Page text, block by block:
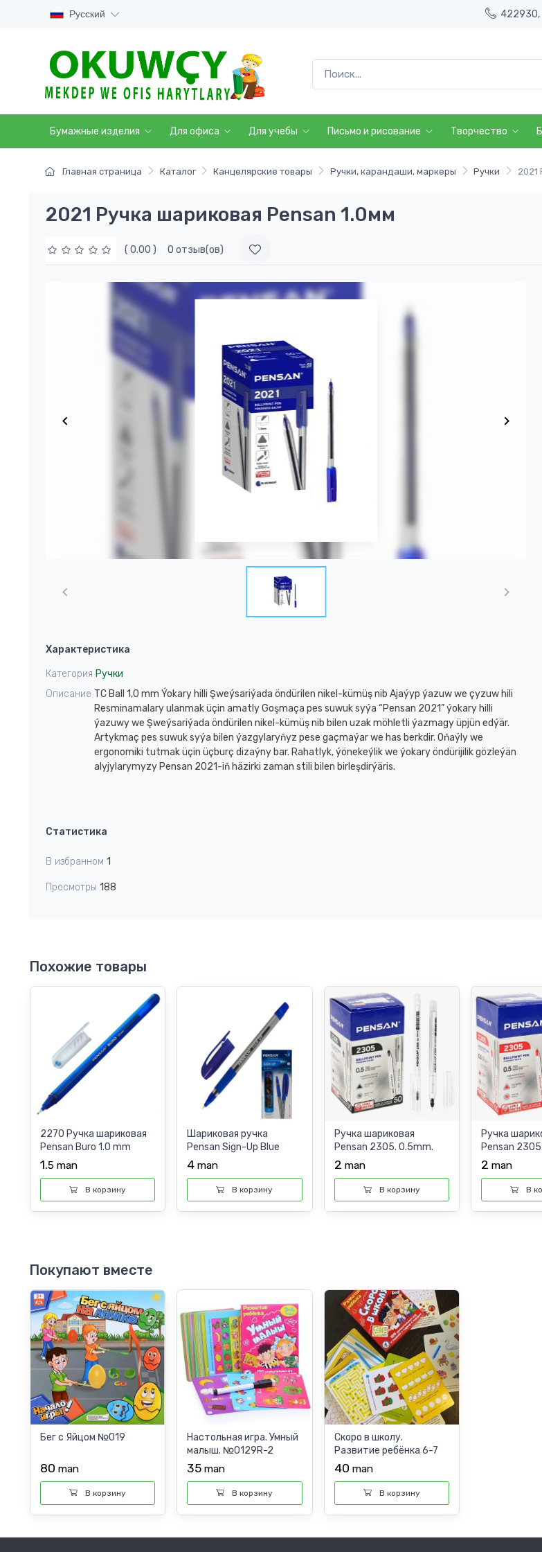
Русский 422930,
Бумажные изделия Для офиса Для учебы Письмо и рисование Творчество
Главная страница Каталог Канцелярские товары Ручки, карандаши, маркеры Ручки 2021
2021 Ручка шариковая Pensan 1.0мм
( 0.00 ) 0 отзыв(ов)
1
Характеристика
Категория Ручки
Описание TC Ball 1,0 mm Ýokary hilli Şweýsariýada öndürilen nikel-kümüş nib Ajaýyp ýazuw we çyzuw hili
Resminamalary ulanmak üçin amatly Goşmaça pes suwuk syýa “Pensan 2021” ýokary hilli
ýazuwy we Şweýsariýada öndürilen nikel-kümüş nib bilen uzak möhletli ýazmagy üpjün edýär.
Artykmaç pes suwuk syýa bilen ýazgylaryňyz pese gaçmaýar we has berkdir. Oňaýly we
ergonomiki tutmak üçin üçburç dizaýny bar. Rahatlyk, ýönekeýlik we ýokary öndürijilik gözleýän
alyjylarymyzy Pensan 2021-iň häzirki zaman stili bilen birleşdirýäris.
Статистика
В избранном 1
Просмотры 188
Похожие товары
2270 Ручка шариковая
Pensan Buro 1.0 mm
1.5 man
В корзину
Шариковая ручка
Pensan Sign-Up Blue
1,0mm
4man
В корзину
Ручка шариковая
Pensan 2305. 0.5mm.
BLACK
2 man
В корзину
Ручка
Pensan
RED
2 man
В
Покупают вместе
Бег с Яйцом №019
80 man
В корзину
Настольная игра. Умный
малыш. №0129R-2
35man
В корзину
Скоро в школу.
Развитие ребёнка 6-7
лет, 0129R-1
40 man
В корзину